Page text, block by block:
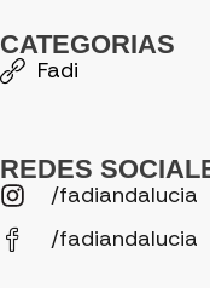
CATEGORIAS
Fadi
REDES
/fadiandalucia
/fadiandalucia